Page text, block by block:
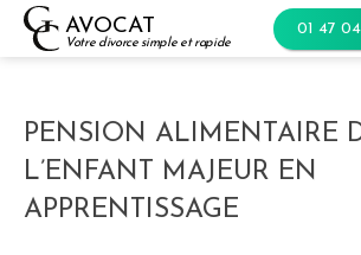
Skip
AVOCAT
Votre divorce simple et rapide
01 47
PENSION ALIMENTAIRE
L’ENFANT MAJEUR EN
APPRENTISSAGE